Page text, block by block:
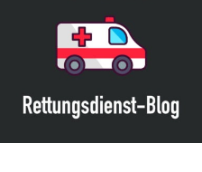
Leitlinie „Management of
Emergency Department“ der IAEM
Leitlinie „Behavioural Emergencies
Leitlinie „Management of Acute
Leitlinie „Management of brief
infants“ der CPS